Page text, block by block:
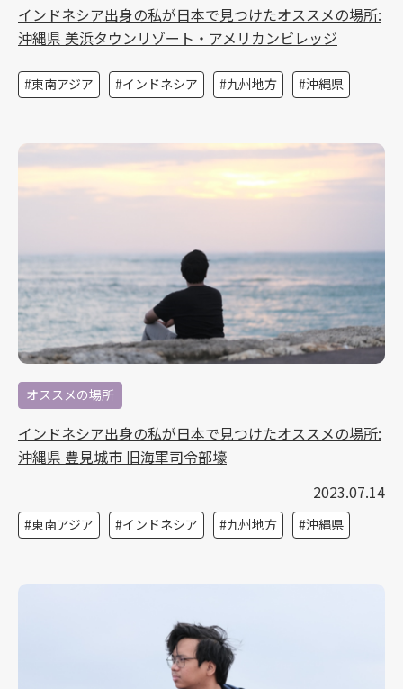
インドネシア出身の私が日本で見つけたオススメの場所:
沖縄県 美浜タウンリゾート・アメリカンビレッジ
東南アジア インドネシア 九州地方 沖縄県
オススメの場所
インドネシア出身の私が日本で見つけたオススメの場所:
沖縄県 豊見城市 旧海軍司令部壕
2023.07.14
東南アジア インドネシア 九州地方 沖縄県